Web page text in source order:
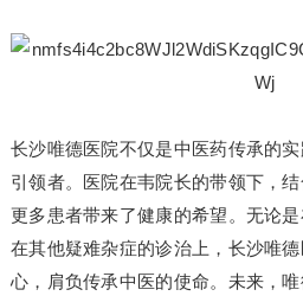
长沙唯德医院不仅是中医药传承的
引领者。医院在韦院长的带领下，
更多患者带来了健康的希望。无论
在其他疑难杂症的诊治上，长沙唯
心，肩负传承中医的使命。未来，